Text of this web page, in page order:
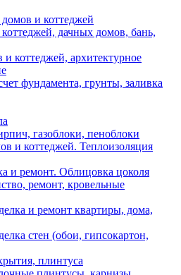
и коттеджей
дачных домов, бань,
коттеджей, архитектурное
фундамента, грунты, заливка
газоблоки, пеноблоки
и коттеджей. Теплоизоляция
и ремонт. Облицовка цоколя
ремонт, кровельные
и ремонт квартиры, дома,
стен (обои, гипсокартон,
плинтуса